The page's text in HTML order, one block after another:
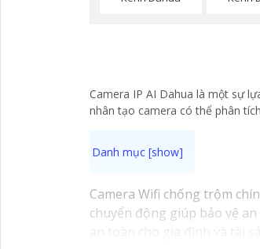
Camera IP AI Dahua là một sự
nhân tạo camera có thể phân
Camera Wifi chống trộm
chuyển động giúp bảo vệ
an toàn cho gia đình và tài